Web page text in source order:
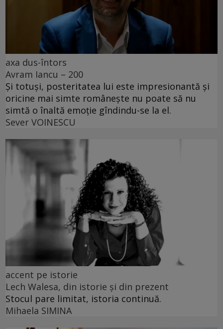
axa dus-întors
Avram Iancu – 200
Și totuși, posteritatea lui este impresionantă și
oricine mai simte românește nu poate să nu
simtă o înaltă emoție gîndindu-se la el.
Sever VOINESCU
accent pe istorie
Lech Walesa, din istorie și din prezent
Stocul pare limitat, istoria continuă.
Mihaela SIMINA